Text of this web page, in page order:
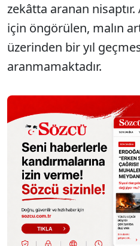
zekâtta aranan
için öngörülen, malın
üzerinden bir yıl
aranmamaktadır.